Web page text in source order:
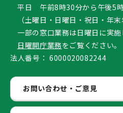
平日 午前8時30分から午後5
（土曜日・日曜日・祝日・年末
一部の窓口業務は日曜日に実施
日曜開庁業務をご覧ください。
法人番号： 6000020082244
お問い合わせ・ご意見